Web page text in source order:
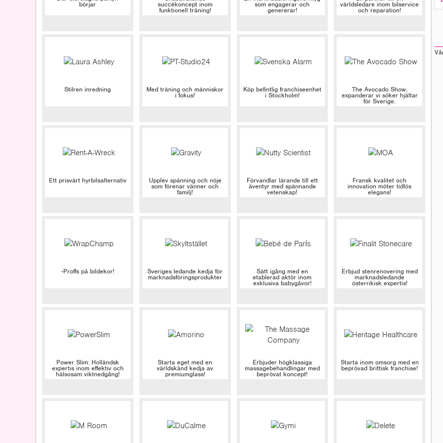
börjar succékoncept inom
funktionell träning!
som engagerar och
genererar!
världsledare inom bilservice
och reparation!
Stilren inredning Med träning och människor
i fokus!
Köp befintlig franchiseenhet
i Stockholm!
The Avocado Show,
expanderar vi söker hjältar
för Sverige.
Ett prisvärt hyrbilsalternativ Upplev spänning och nöje
som förenar vänner och
familj!
Förvandlar lärande till ett
äventyr med spännande
vetenskap!
Fransk kvalitet och
innovation möter tidlös
elegans!
-Proffs på bildekor! Sveriges ledande kedja för
marknadsföringsprodukter
Sätt igång med en
etablerad aktör inom
exklusiva babygåvor!
Erbjud stenrenovering med
marknadsledande
österrikisk expertis!
Power Slim: Holländsk
expertis inom effektiv och
hälsosam viktnedgång!
Starta eget med en
världskänd kedja av
premiumglass!
Erbjuder högklassiga
massagebehandlingar med
beprövat koncept!
Starta inom omsorg med en
beprövad brittisk franchise!